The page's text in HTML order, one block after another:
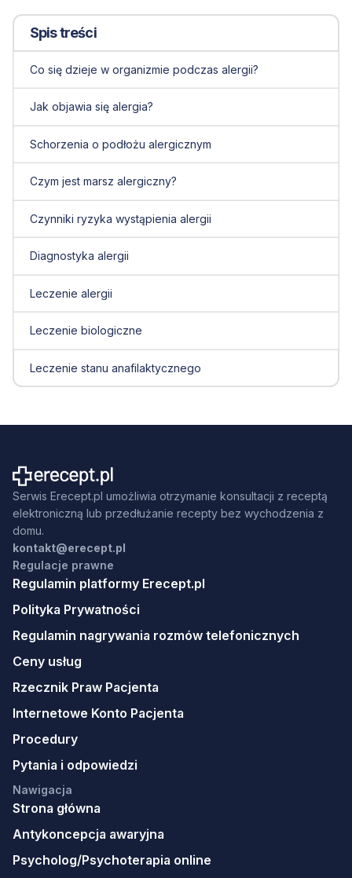
Spis treści
Co się dzieje w organizmie podczas alergii?
Jak objawia się alergia?
Schorzenia o podłożu alergicznym
Czym jest marsz alergiczny?
Czynniki ryzyka wystąpienia alergii
Diagnostyka alergii
Leczenie alergii
Leczenie biologiczne
Leczenie stanu anafilaktycznego
Serwis Erecept.pl umożliwia otrzymanie konsultacji z receptą
elektroniczną lub przedłużanie recepty bez wychodzenia z
domu.
kontakt@erecept.pl
Regulacje prawne
Regulamin platformy Erecept.pl
Polityka Prywatności
Regulamin nagrywania rozmów telefonicznych
Ceny usług
Rzecznik Praw Pacjenta
Internetowe Konto Pacjenta
Procedury
Pytania i odpowiedzi
Nawigacja
Strona główna
Antykoncepcja awaryjna
Psycholog/Psychoterapia online